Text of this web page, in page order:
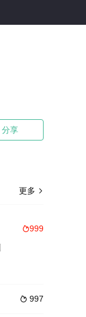
分享
更多 
999
 997